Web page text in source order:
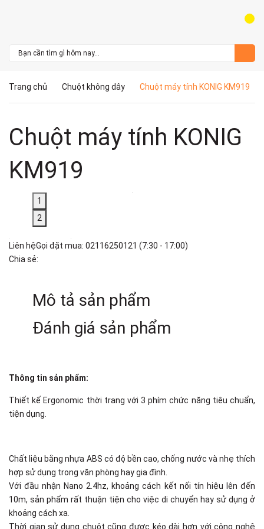
Trang chủ Chuột không dây Chuột máy tính KONIG KM919
Chuột máy tính KONIG
KM919
1
2
Liên hệGọi đặt mua: 02116250121 (7:30 - 17:00)
Chia sẻ:
Mô tả sản phẩm
Đánh giá sản phẩm
Thông tin sản phẩm:
Thiết kế Ergonomic thời trang với 3 phím chức năng tiêu chuẩn,
tiện dụng.
Chất liệu bằng nhựa ABS có độ bền cao, chống nước và nhẹ thích
hợp sử dụng trong văn phòng hay gia đình.
Với đầu nhận Nano 2.4hz, khoảng cách kết nối tín hiệu lên đến
10m, sản phẩm rất thuận tiện cho việc di chuyển hay sử dụng ở
khoảng cách xa.
Thời gian sử dụng chuột cũng được kéo dài hơn với công nghệ